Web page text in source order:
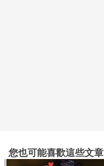
您也可能喜歡這些文章